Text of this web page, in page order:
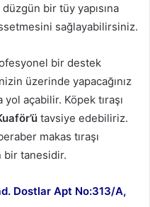
bir tüy yapısına
sağlayabilirsiniz.
bir destek
üzerinde yapacağınız
açabilir. Köpek tıraşı
tavsiye edebiliriz.
makas tıraşı
bir tanesidir.
Dostlar Apt No:313/A,